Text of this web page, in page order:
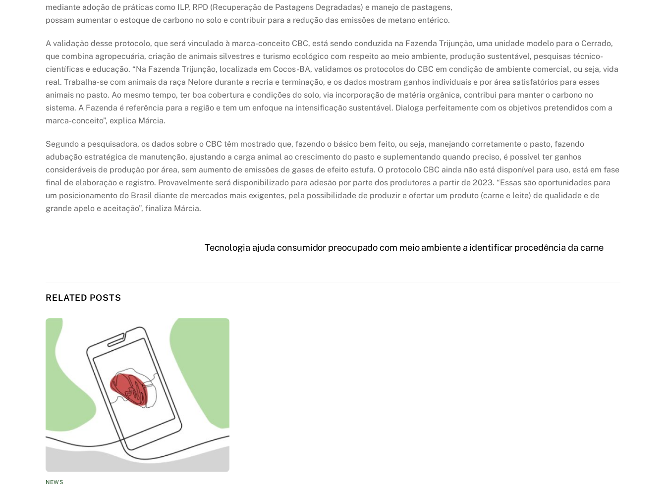
mediante adoção de práticas como ILP, RPD (Recuperação de Pastagens Degradadas) e manejo de pastagens,
possam aumentar o estoque de carbono no solo e contribuir para a redução das emissões de metano entérico.
A validação desse protocolo, que será vinculado à marca-conceito CBC, está sendo conduzida na Fazenda Trijunção, uma unidade modelo para o Cerrado,
que combina agropecuária, criação de animais silvestres e turismo ecológico com respeito ao meio ambiente, produção sustentável, pesquisas técnico-
científicas e educação. “Na Fazenda Trijunção, localizada em Cocos-BA, validamos os protocolos do CBC em condição de ambiente comercial, ou seja, vida
real. Trabalha-se com animais da raça Nelore durante a recria e terminação, e os dados mostram ganhos individuais e por área satisfatórios para esses
animais no pasto. Ao mesmo tempo, ter boa cobertura e condições do solo, via incorporação de matéria orgânica, contribui para manter o carbono no
sistema. A Fazenda é referência para a região e tem um enfoque na intensificação sustentável. Dialoga perfeitamente com os objetivos pretendidos com a
marca-conceito”, explica Márcia.
Segundo a pesquisadora, os dados sobre o CBC têm mostrado que, fazendo o básico bem feito, ou seja, manejando corretamente o pasto, fazendo
adubação estratégica de manutenção, ajustando a carga animal ao crescimento do pasto e suplementando quando preciso, é possível ter ganhos
consideráveis de produção por área, sem aumento de emissões de gases de efeito estufa. O protocolo CBC ainda não está disponível para uso, está em fase
final de elaboração e registro. Provavelmente será disponibilizado para adesão por parte dos produtores a partir de 2023. “Essas são oportunidades para
um posicionamento do Brasil diante de mercados mais exigentes, pela possibilidade de produzir e ofertar um produto (carne e leite) de qualidade e de
grande apelo e aceitação”, finaliza Márcia.
Tecnologia ajuda consumidor preocupado com meio ambiente a identificar procedência da carne
RELATED POSTS
NEWS